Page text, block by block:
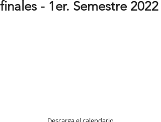
finales - 1er. Semestre 2022